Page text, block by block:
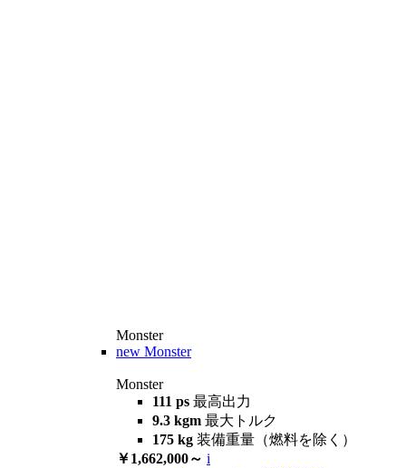
Monster
new Monster
Monster
111 ps 最高出力
9.3 kgm 最大トルク
175 kg 装備重量（燃料を除く）
￥1,662,000～ i